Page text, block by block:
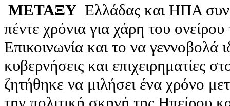
ΜΕΤΑΞΥ Ελλάδας και ΗΠΑ
πέντε χρόνια για χάρη του
Επικοινωνία και το να γεννοβολά
κυβερνήσεις και επιχειρηματίες
ζητήθηκε να μιλήσει ένα χρόνο